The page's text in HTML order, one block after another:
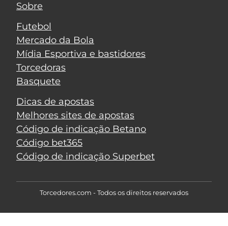
Sobre
Futebol
Mercado da Bola
Mídia Esportiva e bastidores
Torcedoras
Basquete
Dicas de apostas
Melhores sites de apostas
Código de indicação Betano
Código bet365
Código de indicação Superbet
Torcedores.com - Todos os direitos reservados